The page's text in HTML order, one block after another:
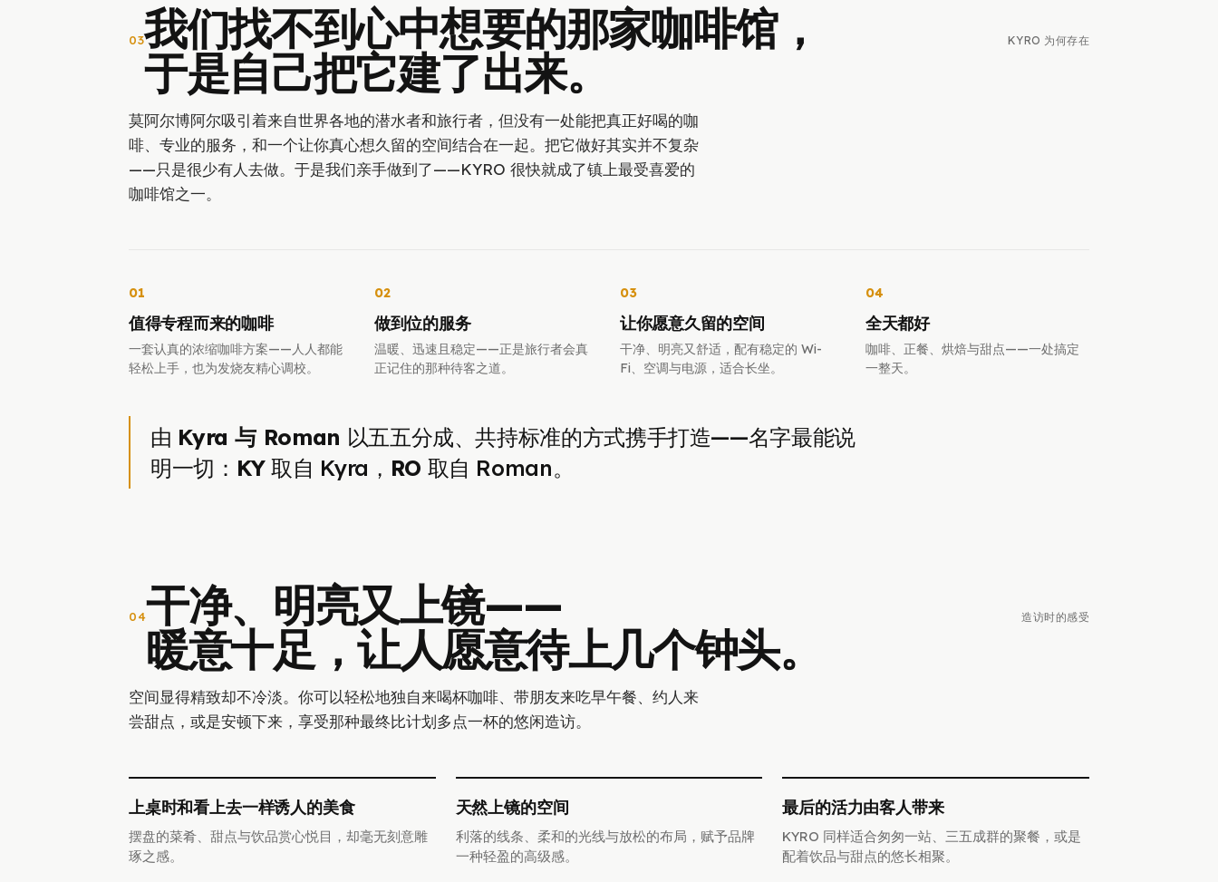
03我们找不到心中想要的那家咖啡馆，
于是自己把它建了出来。
KYRO 为何存在
莫阿尔博阿尔吸引着来自世界各地的潜水者和旅行者，但没有一处能把真正好喝的咖
啡、专业的服务，和一个让你真心想久留的空间结合在一起。把它做好其实并不复杂
——只是很少有人去做。于是我们亲手做到了——KYRO 很快就成了镇上最受喜爱的
咖啡馆之一。
01
值得专程而来的咖啡
一套认真的浓缩咖啡方案——人人都能
轻松上手，也为发烧友精心调校。
02
做到位的服务
温暖、迅速且稳定——正是旅行者会真
正记住的那种待客之道。
03
让你愿意久留的空间
干净、明亮又舒适，配有稳定的 Wi-
Fi、空调与电源，适合长坐。
04
全天都好
咖啡、正餐、烘焙与甜点——一处搞定
一整天。
由 Kyra 与 Roman 以五五分成、共持标准的方式携手打造——名字最能说
明一切： KY取自 Kyra， RO 取自 Roman。
04干净、明亮又上镜——
暖意十足，让人愿意待上几个钟头。
造访时的感受
空间显得精致却不冷淡。你可以轻松地独自来喝杯咖啡、带朋友来吃早午餐、约人来
尝甜点，或是安顿下来，享受那种最终比计划多点一杯的悠闲造访。
上桌时和看上去一样诱人的美食
摆盘的菜肴、甜点与饮品赏心悦目，却毫无刻意雕
琢之感。
天然上镜的空间
利落的线条、柔和的光线与放松的布局，赋予品牌
一种轻盈的高级感。
最后的活力由客人带来
KYRO 同样适合匆匆一站、三五成群的聚餐，或是
配着饮品与甜点的悠长相聚。